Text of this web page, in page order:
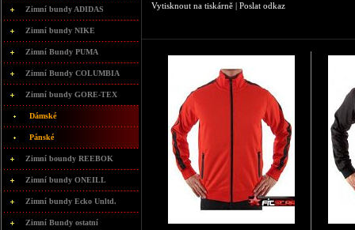
Zimní bundy ADIDAS
Zimní bundy NIKE
Zimní Bundy PUMA
Zimní Bundy COLUMBIA
Zimní bundy GORE-TEX
Dámské
Pánské
Zimní boundy REEBOK
Zimní bundy ONEILL
Zimní bundy Ecko Unltd.
Zimní Bundy ostatní
Vytisknout na tiskárně | Poslat odkaz